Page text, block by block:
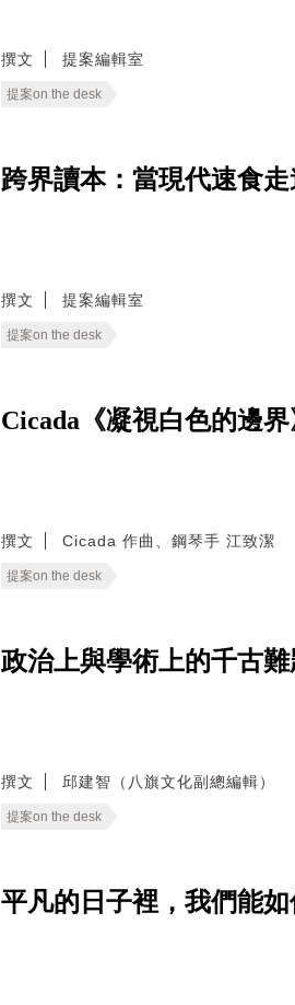
撰文 提案編輯室
提案on the desk
跨界讀本：當現代速食
撰文 提案編輯室
提案on the desk
Cicada《凝視白色的邊
撰文 Cicada 作曲、鋼琴手 江致潔
提案on the desk
政治上與學術上的千古
撰文 邱建智（八旗文化副總編輯）
提案on the desk
平凡的日子裡，我們能